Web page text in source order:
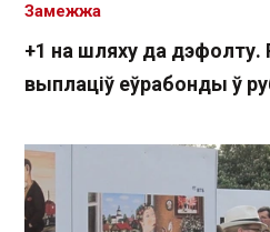
+1 на шляху да дэфолту.
выплаціў еўрабонды ў
Замежжа